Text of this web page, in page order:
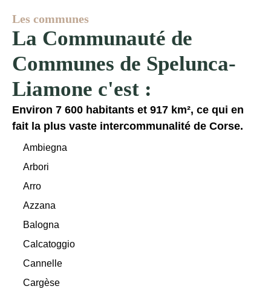
Les communes
La Communauté de
Communes de Spelunca-
Liamone c'est :
Environ 7 600 habitants et 917 km², ce qui en
fait la plus vaste intercommunalité de Corse.
Ambiegna
Arbori
Arro
Azzana
Balogna
Calcatoggio
Cannelle
Cargèse